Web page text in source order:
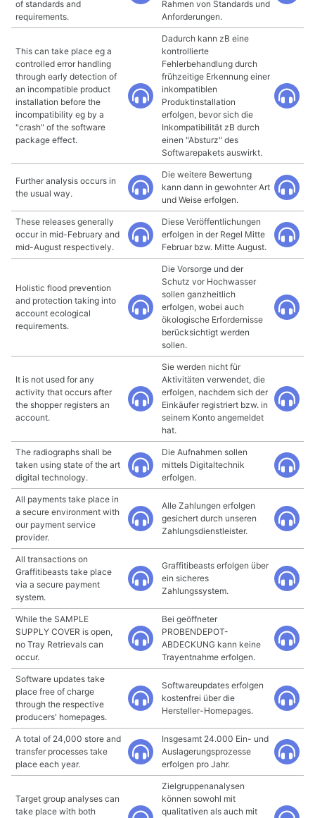
of standards and
requirements.
Rahmen von Standards und
Anforderungen.
This can take place eg a
controlled error handling
through early detection of
an incompatible product
installation before the
incompatibility eg by a
"crash" of the software
package effect.
Dadurch kann zB eine
kontrollierte
Fehlerbehandlung durch
frühzeitige Erkennung einer
inkompatiblen
Produktinstallation
erfolgen, bevor sich die
Inkompatibilität zB durch
einen "Absturz" des
Softwarepakets auswirkt.
Further analysis occurs in
the usual way.
Die weitere Bewertung
kann dann in gewohnter Art
und Weise erfolgen.
These releases generally
occur in mid-February and
mid-August respectively.
Diese Veröffentlichungen
erfolgen in der Regel Mitte
Februar bzw. Mitte August.
Holistic flood prevention
and protection taking into
account ecological
requirements.
Die Vorsorge und der
Schutz vor Hochwasser
sollen ganzheitlich
erfolgen, wobei auch
ökologische Erfordernisse
berücksichtigt werden
sollen.
It is not used for any
activity that occurs after
the shopper registers an
account.
Sie werden nicht für
Aktivitäten verwendet, die
erfolgen, nachdem sich der
Einkäufer registriert bzw. in
seinem Konto angemeldet
hat.
The radiographs shall be
taken using state of the art
digital technology.
Die Aufnahmen sollen
mittels Digitaltechnik
erfolgen.
All payments take place in
a secure environment with
our payment service
provider.
Alle Zahlungen erfolgen
gesichert durch unseren
Zahlungsdienstleister.
All transactions on
Graffitibeasts take place
via a secure payment
system.
Graffitibeasts erfolgen über
ein sicheres
Zahlungssystem.
While the SAMPLE
SUPPLY COVER is open,
no Tray Retrievals can
occur.
Bei geöffneter
PROBENDEPOT-
ABDECKUNG kann keine
Trayentnahme erfolgen.
Software updates take
place free of charge
through the respective
producers' homepages.
Softwareupdates erfolgen
kostenfrei über die
Hersteller-Homepages.
A total of 24,000 store and
transfer processes take
place each year.
Insgesamt 24.000 Ein- und
Auslagerungsprozesse
erfolgen pro Jahr.
Target group analyses can
take place with both
Zielgruppenanalysen
können sowohl mit
qualitativen als auch mit